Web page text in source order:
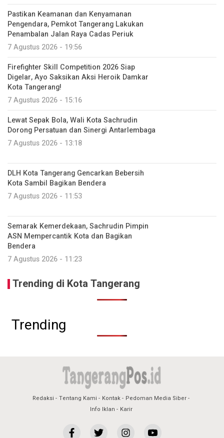
Pastikan Keamanan dan Kenyamanan
Pengendara, Pemkot Tangerang Lakukan
Penambalan Jalan Raya Cadas Periuk
7 Agustus 2026 - 19:56
Firefighter Skill Competition 2026 Siap
Digelar, Ayo Saksikan Aksi Heroik Damkar
Kota Tangerang!
7 Agustus 2026 - 15:16
Lewat Sepak Bola, Wali Kota Sachrudin
Dorong Persatuan dan Sinergi Antarlembaga
7 Agustus 2026 - 13:18
DLH Kota Tangerang Gencarkan Bebersih
Kota Sambil Bagikan Bendera
7 Agustus 2026 - 11:53
Semarak Kemerdekaan, Sachrudin Pimpin
ASN Mempercantik Kota dan Bagikan
Bendera
7 Agustus 2026 - 11:23
Trending di Kota Tangerang
Trending
Redaksi Tentang Kami Kontak
Pedoman Media Siber
Info Iklan
Karir